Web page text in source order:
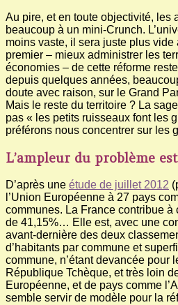
Au pire, et en toute objectivité, les
beaucoup à un mini-Crunch.
moins vaste, il sera juste plus vide
premier – mieux administrer les
économies – de cette réforme
depuis quelques années,
doute avec raison, sur le Grand
Mais le reste du territoire ? La
pas « les petits ruisseaux font les
préférons nous concentrer sur les
L’ampleur du problème
D’après une étude de juillet 2012
l’Union Européenne à 27 pays
communes. La France contribue à
de 41,15%… Elle est, avec une
avant-dernière des deux
d’habitants par commune et
commune, n’étant devancée pour
République Tchèque, et très loin
Européenne, et de pays comme
semble servir de modèle pour la